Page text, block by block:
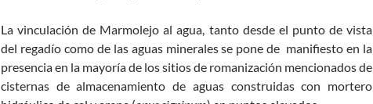
La vinculación de Marmolejo al agua, tanto desde el punto de vista
del regadío como de las aguas minerales se pone de manifiesto en la
presencia en la mayoría de los sitios de romanización mencionados de
cisternas de almacenamiento de aguas construidas con mortero